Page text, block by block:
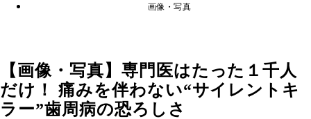
画像・写真
【画像・写真】専門医はたった１千人
だけ！ 痛みを伴わない“サイレントキ
ラー”歯周病の恐ろしさ